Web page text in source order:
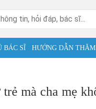
BÁC SĨ HƯỚNG DẪN
mà cha mẹ